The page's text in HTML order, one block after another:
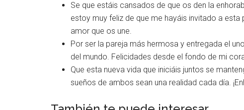
Se que estáis cansados de que os den la
estoy muy feliz de que me hayáis invitado a
amor que os une.
Por ser la pareja más hermosa y entregada el
del mundo. Felicidades desde el fondo de mi
Que esta nueva vida que iniciáis juntos se
sueños de ambos sean una realidad cada día.